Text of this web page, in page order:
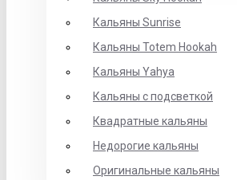
Кальяны Sunrise
Кальяны Totem Hookah
Кальяны Yahya
Кальяны с подсветкой
Квадратные кальяны
Недорогие кальяны
Оригинальные кальяны